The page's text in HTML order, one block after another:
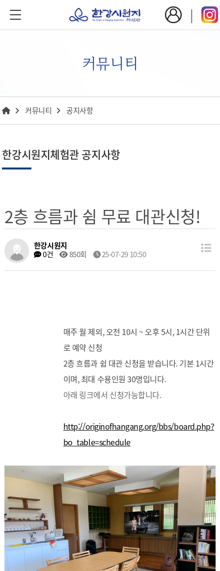
커뮤니티
커뮤니티 공지사항
한강시원지체험관 공지사항
2층 흐름과 쉼 무료 대관신청!
한강시원지
0건
850회 25-07-29 10:50
매주 월 제외, 오전 10시 ~ 오후 5시, 1시간 단위
로 예약 신청
2층 흐름과 쉼 대관 신청을 받습니다. 기본 1시간
이며, 최대 수용인원 30명입니다.
아래 링크에서 신청가능합니다.
http://originofhangang.org/bbs/board.php?
bo_table=schedule